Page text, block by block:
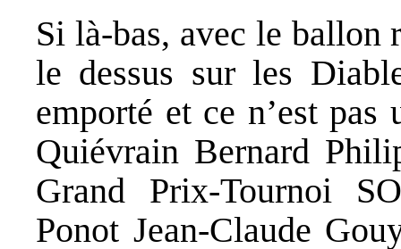
Si là-bas, avec le ballon
le dessus sur les
emporté et ce n’est
Quiévrain Bernard
Grand Prix-Tournoi
Ponot Jean-Claude